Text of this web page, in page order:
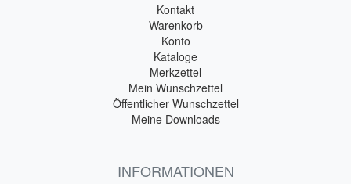
Kontakt
Warenkorb
Konto
Kataloge
Merkzettel
Mein Wunschzettel
Öffentlicher Wunschzettel
Meine Downloads
INFORMATIONEN